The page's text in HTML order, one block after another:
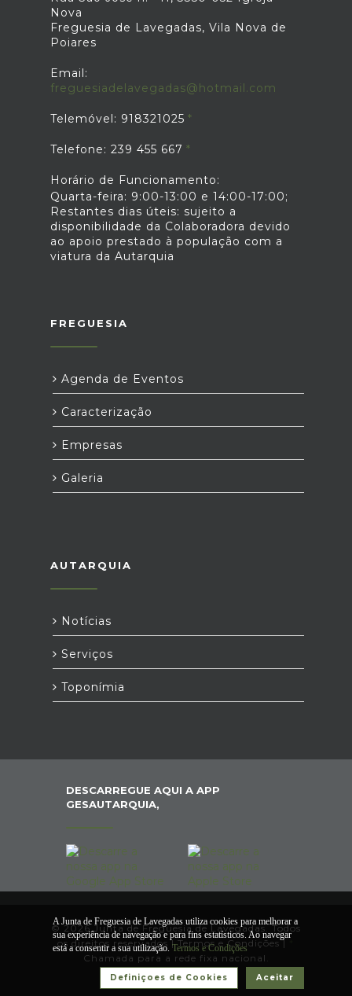
Nova
Freguesia de Lavegadas, Vila Nova de
Poiares
Email:
freguesiadelavegadas@hotmail.com
Telemóvel: 918321025
Telefone: 239 455 667
Horário de Funcionamento:
Quarta-feira: 9:00-13:00 e 14:00-17:00;
Restantes dias úteis: sujeito a
disponibilidade da Colaboradora devido
ao apoio prestado à população com a
viatura da Autarquia
FREGUESIA
Agenda de Eventos
Caracterização
Empresas
Galeria
AUTARQUIA
Notícias
Serviços
Toponímia
DESCARREGUE AQUI A APP
GESAUTARQUIA,
© 2026 Junta de Freguesia de Lavegadas. Todos
os direitos reservados |Termos e Condições|
Chamada para a rede fixa nacional.
A Junta de Freguesia de Lavegadas utiliza cookies para melhorar a
sua experiência de navegação e para fins estatísticos. Ao navegar
está a consentir a sua utilização. Termos e Condições
Aceitar
Definiçoes de Cookies